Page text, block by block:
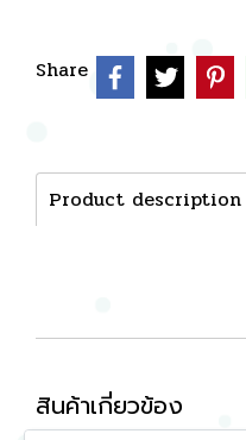
Share
Product description
สินค้าเกี่ยวข้อง